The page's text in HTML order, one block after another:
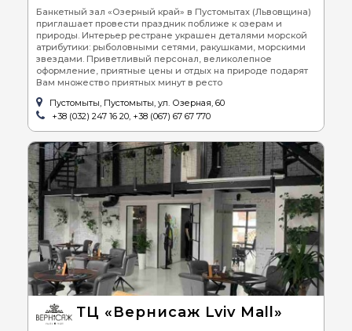
Банкетный зал «Озерный край» в Пустомытах (Львовщина)
приглашает провести праздник поближе к озерам и
природы. Интерьер рестране украшен деталями морской
атрибутики: рыболовными сетями, ракушками, морскими
звездами. Приветливый персонал, великолепное
оформление, приятные цены и отдых на природе подарят
Вам множество приятных минут в ресто
Пустомыты, Пустомыты, ул. Озерная, 60
+38 (032) 247 16 20, +38 (067) 67 67 770
ТЦ «Вернисаж Lviv Mall»